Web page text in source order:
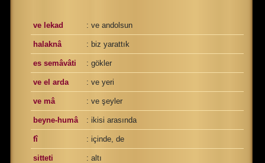
ve lekad : ve andolsun
halaknâ : biz yarattık
es semâvâti : gökler
ve el arda : ve yeri
ve mâ : ve şeyler
beyne-humâ : ikisi arasında
fî : içinde, de
sitteti : altı